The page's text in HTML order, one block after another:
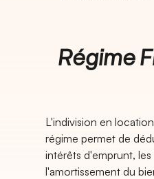
Régime
L'indivision en
régime permet de
intérêts d'emprunt, les
l'amortissement du